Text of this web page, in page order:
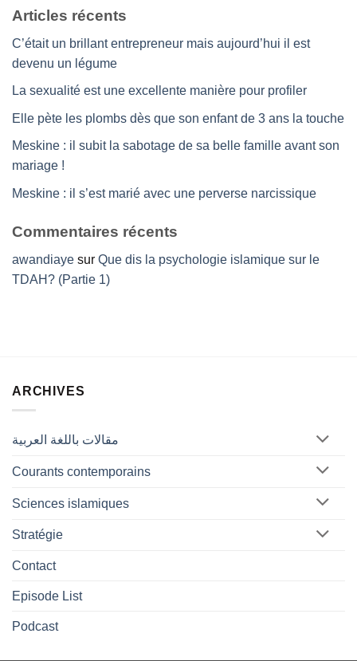
Articles récents
C’était un brillant entrepreneur mais aujourd’hui il est
devenu un légume
La sexualité est une excellente manière pour profiler
Elle pète les plombs dès que son enfant de 3 ans la touche
Meskine : il subit la sabotage de sa belle famille avant son
mariage !
Meskine : il s’est marié avec une perverse narcissique
Commentaires récents
awandiaye sur Que dis la psychologie islamique sur le
TDAH? (Partie 1)
ARCHIVES
مقالات باللغة العربية
Courants contemporains
Sciences islamiques
Stratégie
Contact
Episode List
Podcast